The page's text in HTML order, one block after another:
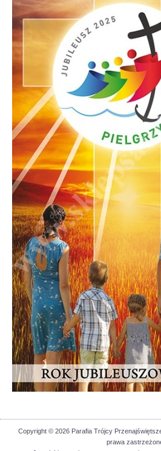
Copyright © 2026 Parafia Trójcy
prawa